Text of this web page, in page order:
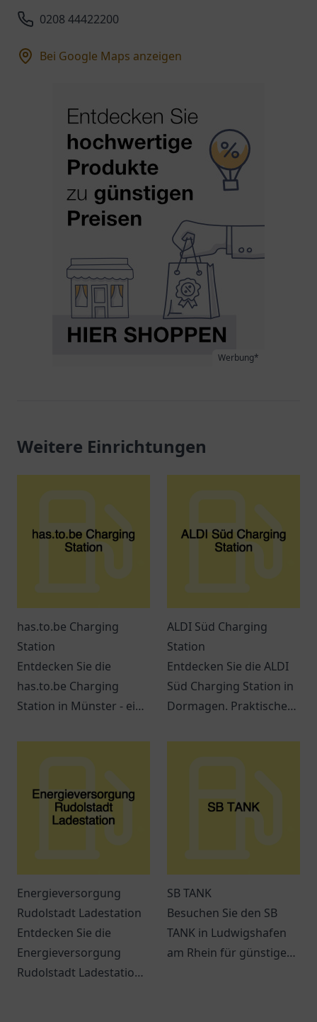
0208 44422200
Bei Google Maps anzeigen
Werbung*
Weitere Einrichtungen
has.to.be Charging
Station
Entdecken Sie die
has.to.be Charging
Station in Münster - ein
umweltbewusste
großartigen
Lademöglichkeiten.
ALDI Süd Charging
Station
Entdecken Sie die ALDI
Süd Charging Station in
Dormagen. Praktische
Elektrofahrzeuge und
erwarten Sie.
Energieversorgung
Rudolstadt Ladestation
Entdecken Sie die
Energieversorgung
Rudolstadt Ladestation:
SB TANK
Besuchen Sie den SB
TANK in Ludwigshafen
am Rhein für günstige